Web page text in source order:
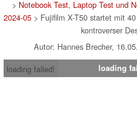
> Notebook Test, Laptop Test und
2024-05> Fujifilm X-T50 startet mit 40
kontroverser
Autor: Hannes Brecher,
loading failed!
loading